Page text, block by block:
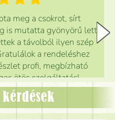
meg a csokrot, sírt
is mutatta gyönyörű lett.
a távolból ilyen szép
a rendeléshez
profi, megbízható
ötös szolgáltatás!
Mónika